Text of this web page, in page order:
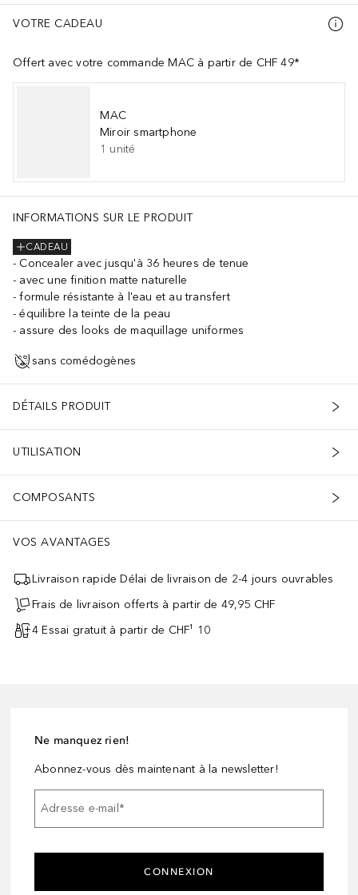
VOTRE CADEAU
Offert avec votre commande MAC à partir de CHF 49*
MAC
Miroir smartphone
1 unité
INFORMATIONS SUR LE PRODUIT
CADEAU
Concealer avec jusqu'à 36 heures de tenue
avec une finition matte naturelle
formule résistante à l'eau et au transfert
équilibre la teinte de la peau
assure des looks de maquillage uniformes
sans comédogènes
DÉTAILS PRODUIT
UTILISATION
COMPOSANTS
VOS AVANTAGES
Livraison rapide Délai de livraison de 2-4 jours ouvrables
Frais de livraison offerts à partir de 49,95 CHF
4 Essai gratuit à partir de CHF¹ 10
Ne manquez rien!
Abonnez-vous dès maintenant à la newsletter!
Adresse e-mail*
CONNEXION